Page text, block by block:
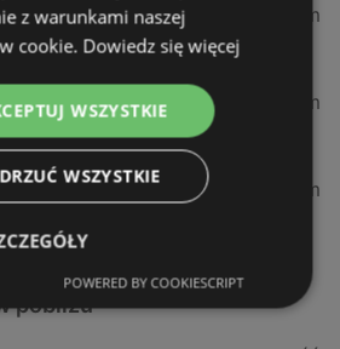
Koszalin
129,83 km
Wielkopolski
143,61 km
Wielkopolski
146,15 km
pobliżu
z warunkami naszej
cookie. Dowiedz się więcej
WSZYSTKIE
WSZYSTKIE
POWERED BY COOKIESCRIPT